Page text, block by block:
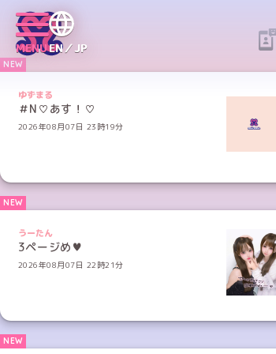
MENUEN／JP
ゆずまる
＃N♡あす！♡
2026年08月07日 23時19分
うーたん
3ページめ♥
2026年08月07日 22時21分